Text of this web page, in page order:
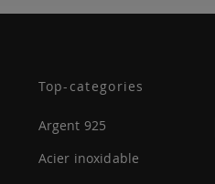
Top-categories
Argent 925
Acier inoxidable